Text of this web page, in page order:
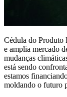
Cédula do Produto
e amplia mercado
mudanças
está sendo
estamos
moldando o